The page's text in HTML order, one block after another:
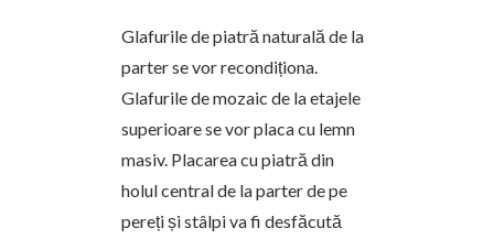
Glafurile de piatră naturală de la
parter se vor recondiționa.
Glafurile de mozaic de la etajele
superioare se vor placa cu lemn
masiv. Placarea cu piatră din
holul central de la parter de pe
pereți și stâlpi va fi desfăcută